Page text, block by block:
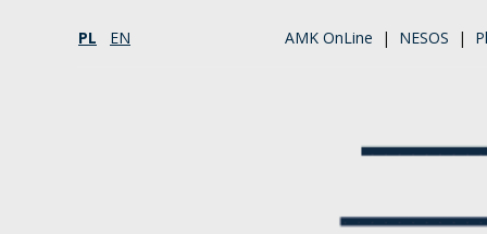
PL EN AMK OnLine | NESOS |